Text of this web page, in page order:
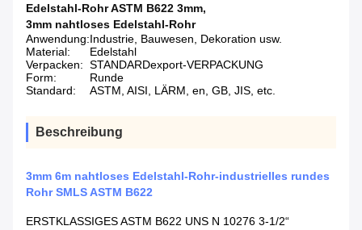
Edelstahl-Rohr ASTM B622 3mm,
3mm nahtloses Edelstahl-Rohr
Anwendung:Industrie, Bauwesen, Dekoration usw.
Material:
Edelstahl
Verpacken: STANDARDexport-VERPACKUNG
Form:
Runde
Standard:
ASTM, AISI, LÄRM, en, GB, JIS, etc.
Beschreibung
3mm 6m nahtloses Edelstahl-Rohr-industrielles rundes
Rohr SMLS ASTM B622
ERSTKLASSIGES ASTM B622 UNS N 10276 3-1/2“